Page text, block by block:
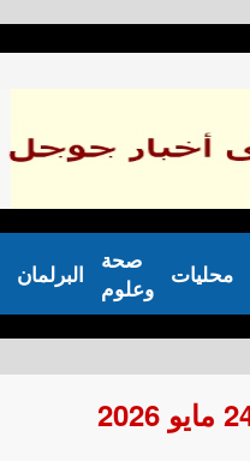
البرلمان
صحة
وعلوم
محليات